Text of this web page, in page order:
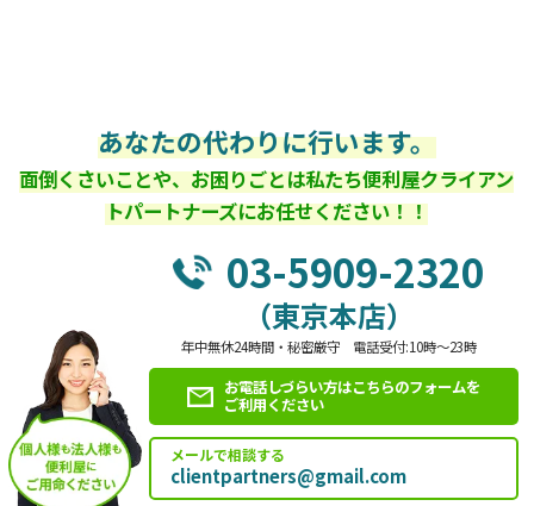
あなたの代わりに行います。
面倒くさいことや、お困りごとは私たち便利屋クライアン
トパートナーズにお任せください！！
03-5909-2320
（東京本店）
年中無休24時間・秘密厳守 電話受付:10時～23時
お電話しづらい方はこちらのフォームを
ご利用ください
メールで相談する
clientpartners@gmail.com